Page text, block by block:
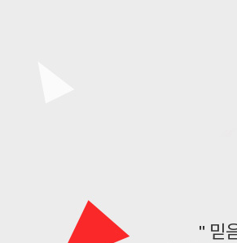
" 믿
카테고리 전체보기